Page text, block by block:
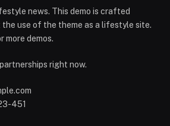
news. This demo is crafted
use of the theme as a lifestyle site.
more demos.
right now.
451